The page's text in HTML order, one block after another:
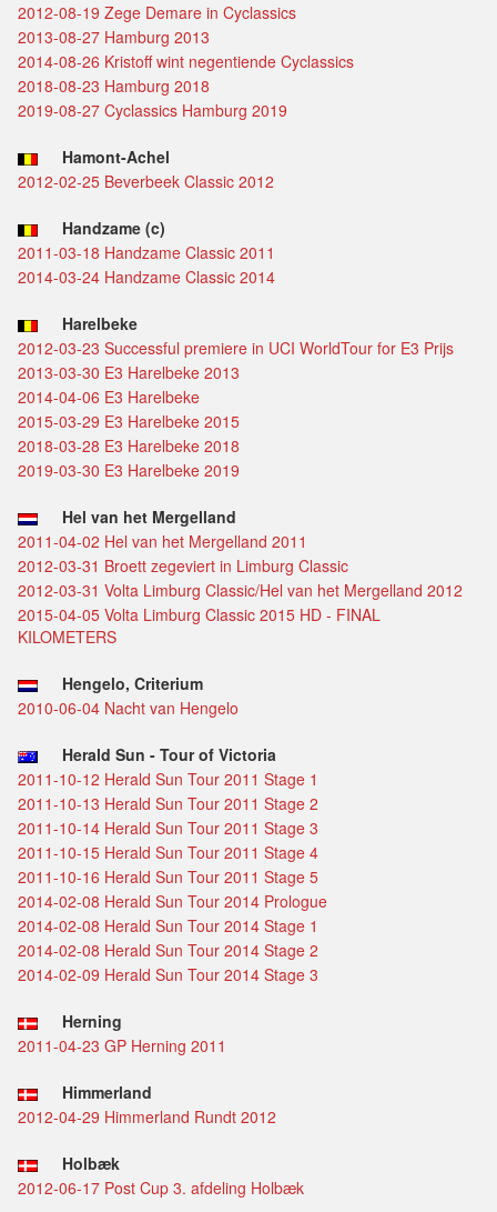
2012-08-19 Zege Demare in Cyclassics
2013-08-27 Hamburg 2013
2014-08-26 Kristoff wint negentiende Cyclassics
2018-08-23 Hamburg 2018
2019-08-27 Cyclassics Hamburg 2019
Hamont-Achel
2012-02-25 Beverbeek Classic 2012
Handzame (c)
2011-03-18 Handzame Classic 2011
2014-03-24 Handzame Classic 2014
Harelbeke
2012-03-23 Successful premiere in UCI WorldTour for E3 Prijs
2013-03-30 E3 Harelbeke 2013
2014-04-06 E3 Harelbeke
2015-03-29 E3 Harelbeke 2015
2018-03-28 E3 Harelbeke 2018
2019-03-30 E3 Harelbeke 2019
Hel van het Mergelland
2011-04-02 Hel van het Mergelland 2011
2012-03-31 Broett zegeviert in Limburg Classic
2012-03-31 Volta Limburg Classic/Hel van het Mergelland 2012
2015-04-05 Volta Limburg Classic 2015 HD - FINAL
KILOMETERS
Hengelo, Criterium
2010-06-04 Nacht van Hengelo
Herald Sun - Tour of Victoria
2011-10-12 Herald Sun Tour 2011 Stage 1
2011-10-13 Herald Sun Tour 2011 Stage 2
2011-10-14 Herald Sun Tour 2011 Stage 3
2011-10-15 Herald Sun Tour 2011 Stage 4
2011-10-16 Herald Sun Tour 2011 Stage 5
2014-02-08 Herald Sun Tour 2014 Prologue
2014-02-08 Herald Sun Tour 2014 Stage 1
2014-02-08 Herald Sun Tour 2014 Stage 2
2014-02-09 Herald Sun Tour 2014 Stage 3
Herning
2011-04-23 GP Herning 2011
Himmerland
2012-04-29 Himmerland Rundt 2012
Holbæk
2012-06-17 Post Cup 3. afdeling Holbæk